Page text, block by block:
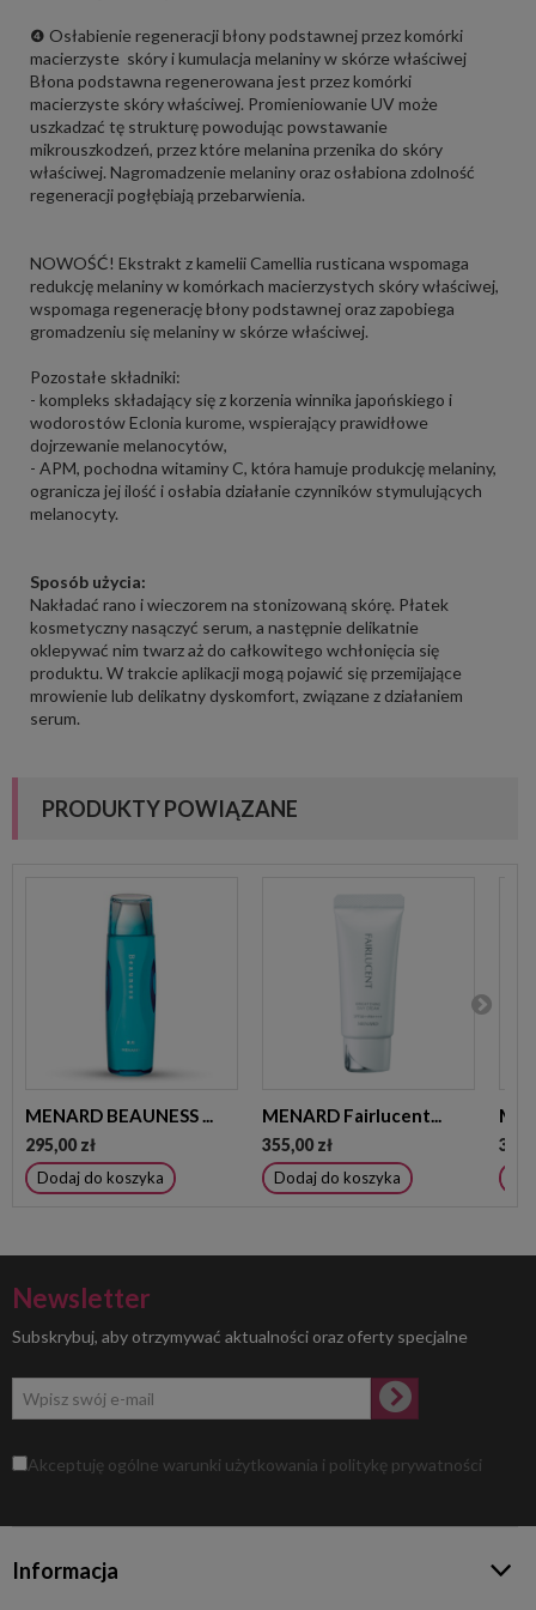
❹ Osłabienie regeneracji błony podstawnej przez komórki
macierzyste skóry i kumulacja melaniny w skórze właściwej
Błona podstawna regenerowana jest przez komórki
macierzyste skóry właściwej. Promieniowanie UV może
uszkadzać tę strukturę powodując powstawanie
mikrouszkodzeń, przez które melanina przenika do skóry
właściwej. Nagromadzenie melaniny oraz osłabiona zdolność
regeneracji pogłębiają przebarwienia.
NOWOŚĆ! Ekstrakt z kamelii Camellia rusticana wspomaga
redukcję melaniny w komórkach macierzystych skóry właściwej,
wspomaga regenerację błony podstawnej oraz zapobiega
gromadzeniu się melaniny w skórze właściwej.
Pozostałe składniki:
- kompleks składający się z korzenia winnika japońskiego i
wodorostów Eclonia kurome, wspierający prawidłowe
dojrzewanie melanocytów,
- APM, pochodna witaminy C, która hamuje produkcję melaniny,
ogranicza jej ilość i osłabia działanie czynników stymulujących
melanocyty.
Sposób użycia:
Nakładać rano i wieczorem na stonizowaną skórę. Płatek
kosmetyczny nasączyć serum, a następnie delikatnie
oklepywać nim twarz aż do całkowitego wchłonięcia się
produktu. W trakcie aplikacji mogą pojawić się przemijające
mrowienie lub delikatny dyskomfort, związane z działaniem
serum.
PRODUKTY POWIĄZANE
MENARD BEAUNESS ...
295,00 zł
Dodaj do koszyka
MENARD Fairlucent...
355,00 zł
Dodaj do koszyka
Newsletter
Subskrybuj, aby otrzymywać aktualności oraz oferty specjalne
Akceptuję ogólne warunki użytkowania i politykę prywatności
Informacja